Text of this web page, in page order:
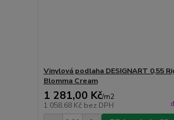
Vinylová podlaha DESIGNART 0,55
Blomma Cream
1 281,00 Kč/m2
1 058,68 Kč bez DPH